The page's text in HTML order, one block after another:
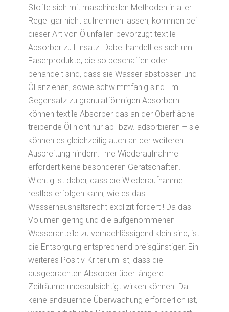
Stoffe sich mit maschinellen Methoden in aller
Regel gar nicht aufnehmen lassen, kommen bei
dieser Art von Ölunfällen bevorzugt textile
Absorber zu Einsatz. Dabei handelt es sich um
Faserprodukte, die so beschaffen oder
behandelt sind, dass sie Wasser abstossen und
Öl anziehen, sowie schwimmfähig sind. Im
Gegensatz zu granulatförmigen Absorbern
können textile Absorber das an der Oberfläche
treibende Öl nicht nur ab- bzw. adsorbieren – sie
können es gleichzeitig auch an der weiteren
Ausbreitung hindern. Ihre Wiederaufnahme
erfordert keine besonderen Gerätschaften.
Wichtig ist dabei, dass die Wiederaufnahme
restlos erfolgen kann, wie es das
Wasserhaushaltsrecht explizit fordert ! Da das
Volumen gering und die aufgenommenen
Wasseranteile zu vernachlässigend klein sind, ist
die Entsorgung entsprechend preisgünstiger. Ein
weiteres Positiv-Kriterium ist, dass die
ausgebrachten Absorber über längere
Zeiträume unbeaufsichtigt wirken können. Da
keine andauernde Überwachung erforderlich ist,